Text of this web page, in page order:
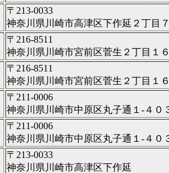
〒213-0033
神奈川県川崎市高津区下作延２丁目
〒216-8511
神奈川県川崎市宮前区菅生２丁目１６
〒216-8511
神奈川県川崎市宮前区菅生２丁目１６
〒211-0006
神奈川県川崎市中原区丸子通１‐４０
〒211-0006
神奈川県川崎市中原区丸子通１‐４０
〒213-0033
神奈川県川崎市高津区下作延